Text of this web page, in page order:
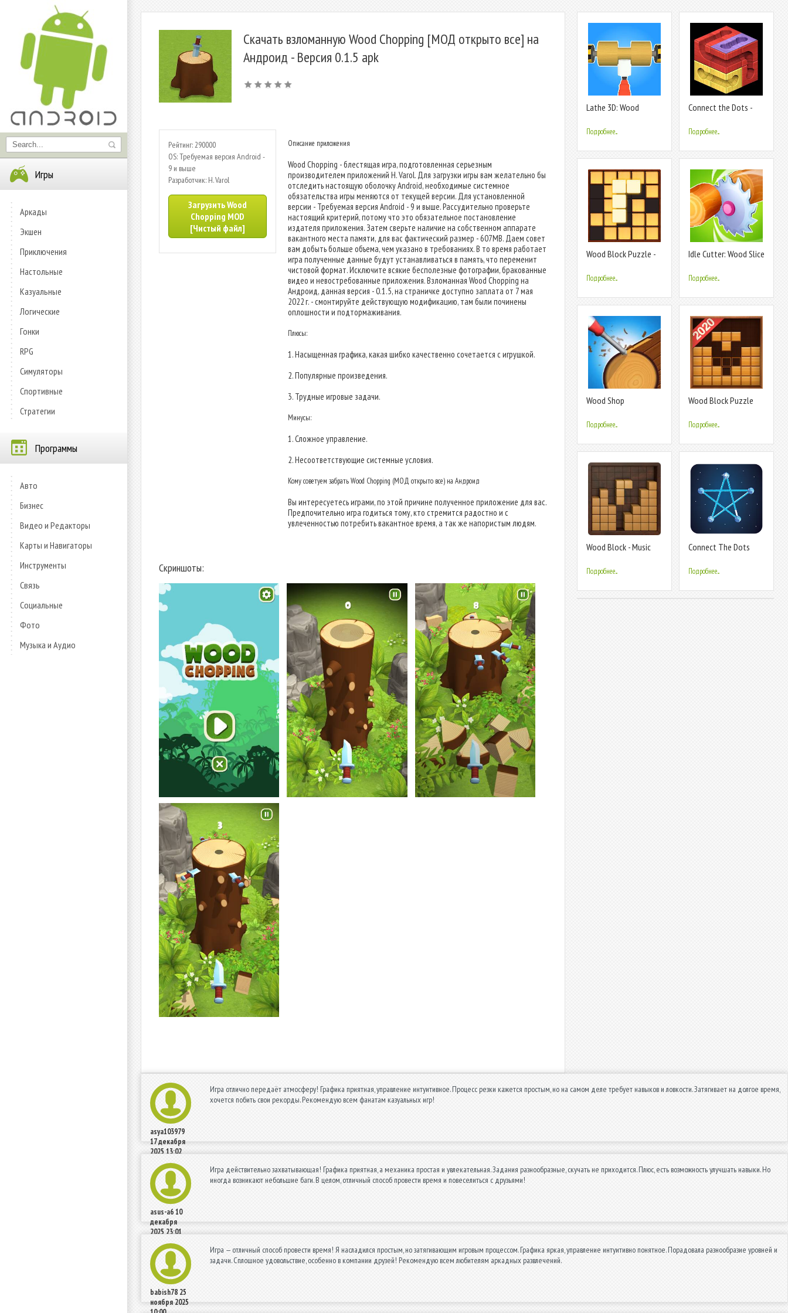
Игры
Аркады
Экшен
Приключения
Настольные
Казуальные
Логические
Гонки
RPG
Симуляторы
Спортивные
Стратегии
Программы
Авто
Бизнес
Видео и Редакторы
Карты и Навигаторы
Инструменты
Связь
Социальные
Фото
Музыка и Аудио
Скачать взломанную Wood Chopping [МОД открыто все] на
Андроид - Версия 0.1.5 apk
Рейтинг: 290000
OS: Требуемая версия Android -
9 и выше
Разработчик: H. Varol
Загрузить Wood
Chopping MOD
[Чистый файл]
Описание приложения
Wood Chopping - блестящая игра, подготовленная серьезным
производителем приложений H. Varol. Для загрузки игры вам желательно бы
отследить настоящую оболочку Android, необходимые системное
обязательства игры меняются от текущей версии. Для установленной
версии - Требуемая версия Android - 9 и выше. Рассудительно проверьте
настоящий критерий, потому что это обязательное постановление
издателя приложения. Затем сверьте наличие на собственном аппарате
вакантного места памяти, для вас фактический размер - 607MB. Даем совет
вам добыть больше объема, чем указано в требованиях. В то время работает
игра полученные данные будут устанавливаться в память, что переменит
чистовой формат. Исключите всякие бесполезные фотографии, бракованные
видео и невостребованные приложения. Взломанная Wood Chopping на
Андроид, данная версия - 0.1.5, на страничке доступно заплата от 7 мая
2022 г. - смонтируйте действующую модификацию, там были починены
оплошности и подтормаживания.
Плюсы:
1. Насыщенная графика, какая шибко качественно сочетается с игрушкой.
2. Популярные произведения.
3. Трудные игровые задачи.
Минусы:
1. Сложное управление.
2. Несоответствующие системные условия.
Кому советуем забрать Wood Chopping (МОД открыто все) на Андроид
Вы интересуетесь играми, по этой причине полученное приложение для вас.
Предпочительно игра годиться тому, кто стремится радостно и с
увлеченностью потребить вакантное время, а так же напористым людям.
Скриншоты:
Lathe 3D: Wood
Подробнее...
Connect the Dots -
Подробнее...
Wood Block Puzzle -
Подробнее...
Idle Cutter: Wood Slice
Подробнее...
Wood Shop
Подробнее...
Wood Block Puzzle
Подробнее...
Wood Block - Music
Подробнее...
Connect The Dots
Подробнее...
asya103979
17 декабря
2025 13:02
Игра отлично передаёт атмосферу! Графика приятная, управление интуитивное. Процесс резки кажется простым, но на самом деле требует навыков и ловкости. Затягивает на долгое время,
хочется побить свои рекорды. Рекомендую всем фанатам казуальных игр!
asus-a610
декабря
2025 23:01
Игра действительно захватывающая! Графика приятная, а механика простая и увлекательная. Задания разнообразные, скучать не приходится. Плюс, есть возможность улучшать навыки. Но
иногда возникают небольшие баги. В целом, отличный способ провести время и повеселиться с друзьями!
babish78 25
ноября 2025
Игра — отличный способ провести время! Я насладился простым, но затягивающим игровым процессом. Графика яркая, управление интуитивно понятное. Порадовала разнообразие уровней и
задачи. Сплошное удовольствие, особенно в компании друзей! Рекомендую всем любителям аркадных развлечений.